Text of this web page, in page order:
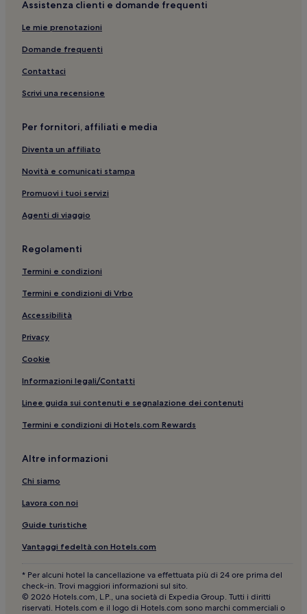
Parco Heinrich-Laehr: Hotel con parcheggio nelle
Berlino: Hotel con piscina
Biblioteca di Stato di Berlino: hotel nelle vicinanze
Potsdamer Platz: hotel nelle vicinanze
Torstrasse: Hotel con servizi business nelle vicinanze
Quartiere di Schöneberg: hotel
Lago Müggel: Case galleggianti
Centro Commerciale Mall of Berlin: hotel nelle vicinanze
Topografia del Terrore: hotel nelle vicinanze
Berlino: Hotel con animali ammessi
Zona Thermometersiedlung: Aparthotel
Yorckstraße U-Bahn: hotel nelle vicinanze
Kurfürstendamm: hotel a 4 stelle
Kammergericht: hotel nelle vicinanze
Acquario di Berlino: hotel nelle vicinanze
Piazza di Lipsia: hotel nelle vicinanze
Torstrasse: Resort e hotel con spa nelle vicinanze
Berlino: Hotel con cucina
Berlino: hotel a 2 stelle
Bülowstraße U-Bahn: hotel nelle vicinanze
Berlino: Appartamenti
Holocaust Memorial: hotel nelle vicinanze
Assistenza clienti e domande frequenti
Le mie prenotazioni
Domande frequenti
Contattaci
Scrivi una recensione
Per fornitori, affiliati e media
Diventa un affiliato
Novità e comunicati stampa
Promuovi i tuoi servizi
Agenti di viaggio
Regolamenti
Termini e condizioni
Termini e condizioni di Vrbo
Accessibilità
Privacy
Cookie
Informazioni legali/Contatti
Linee guida sui contenuti e segnalazione dei contenuti
Termini e condizioni di Hotels.com Rewards
Altre informazioni
Chi siamo
Lavora con noi
Guide turistiche
Vantaggi fedeltà con Hotels.com
* Per alcuni hotel la cancellazione va effettuata più di 24 ore prima del
check-in. Trovi maggiori informazioni sul sito.
© 2026 Hotels.com, L.P., una società di Expedia Group. Tutti i diritti
riservati. Hotels.com e il logo di Hotels.com sono marchi commerciali o